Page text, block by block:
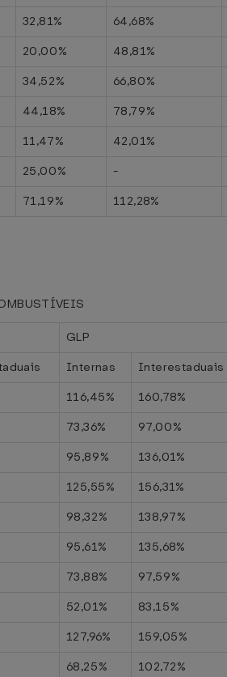
32,81% 64,68%
20,00% 48,81%
34,52% 66,80%
44,18% 78,79%
11,47% 42,01%
25,00% -
71,19% 112,28%
GLP
Internas Interestaduais
116,45% 160,78%
73,36% 97,00%
95,89% 136,01%
125,55% 156,31%
98,32% 138,97%
95,61% 135,68%
73,88% 97,59%
52,01% 83,15%
127,96% 159,05%
68,25% 102,72%